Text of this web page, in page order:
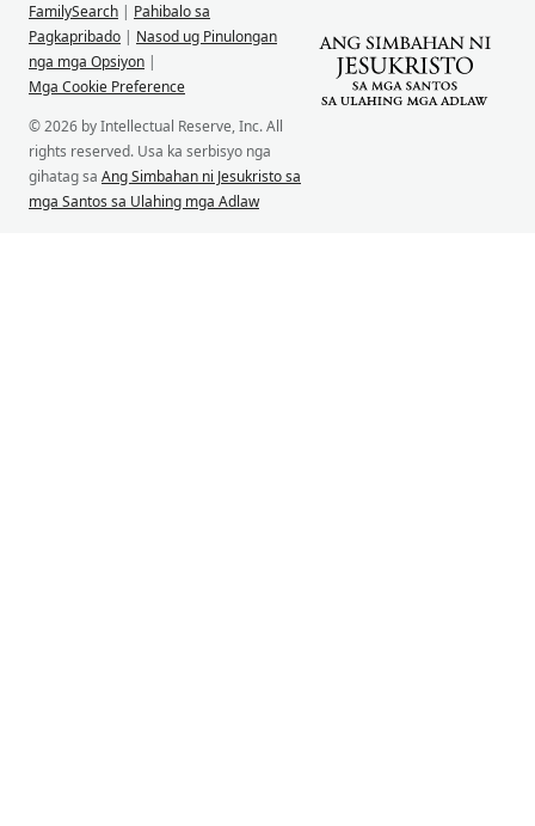
FamilySearch | Pahibalo sa
Pagkapribado | Nasod ug Pinulongan
nga mga Opsiyon |
Mga Cookie Preference
© 2026 by Intellectual Reserve, Inc. All
rights reserved. Usa ka serbisyo nga
gihatag sa Ang Simbahan ni Jesukristo sa
mga Santos sa Ulahing mga Adlaw